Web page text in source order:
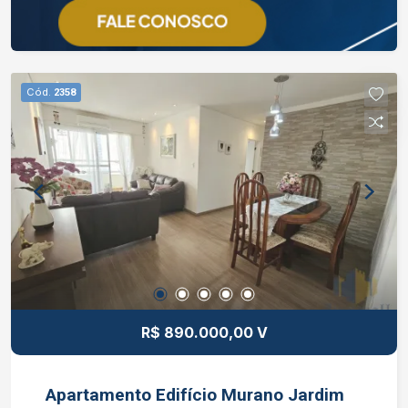
Cód. 2358
R$ 890.000,00 V
Apartamento Edifício Murano Jardim